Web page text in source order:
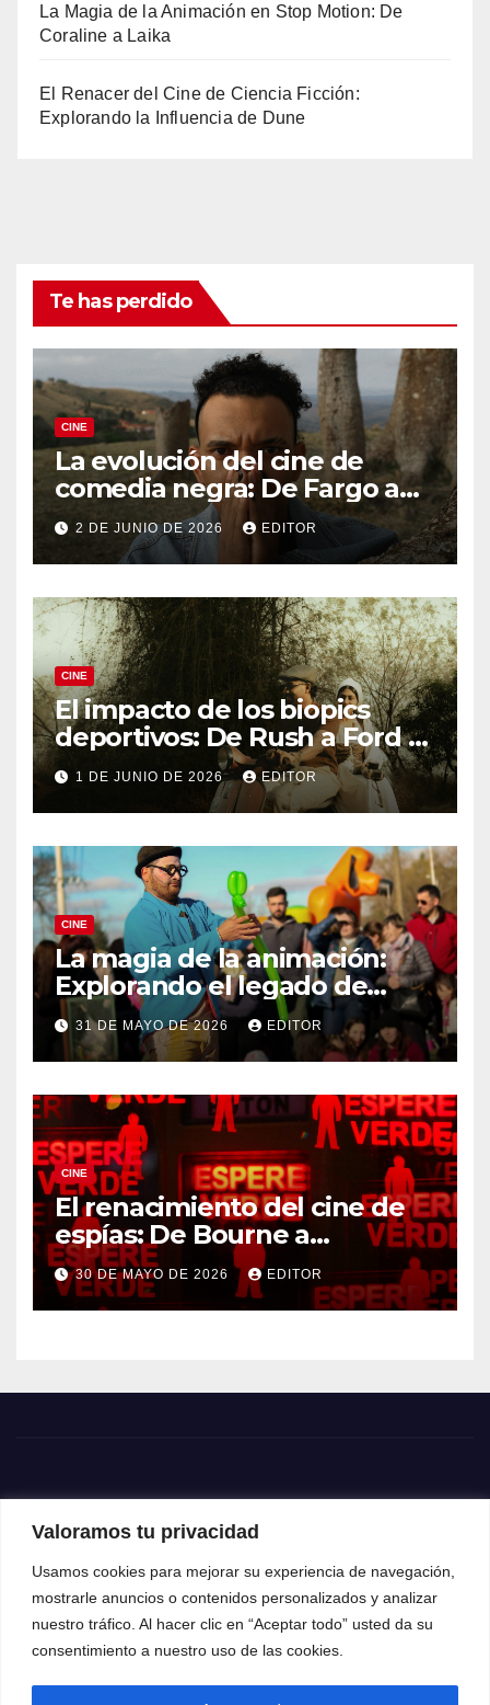
Valoramos tu privacidad
Usamos cookies para mejorar su experiencia de navegación,
mostrarle anuncios o contenidos personalizados y analizar
nuestro tráfico. Al hacer clic en “Aceptar todo” usted da su
consentimiento a nuestro uso de las cookies.
La Magia de la Animación en Stop Motion: De
Coraline a Laika
El Renacer del Cine de Ciencia Ficción:
Explorando la Influencia de Dune
Te has perdido
CINE
La evolución del cine de
comedia negra: De Fargo a
Knives Out
2 DE JUNIO DE 2026 EDITOR
CINE
El impacto de los biopics
deportivos: De Rush a Ford v
Ferrari
1 DE JUNIO DE 2026 EDITOR
CINE
La magia de la animación:
Explorando el legado de
DreamWorks
31 DE MAYO DE 2026 EDITOR
CINE
El renacimiento del cine de
espías: De Bourne a
Treadstone
30 DE MAYO DE 2026 EDITOR